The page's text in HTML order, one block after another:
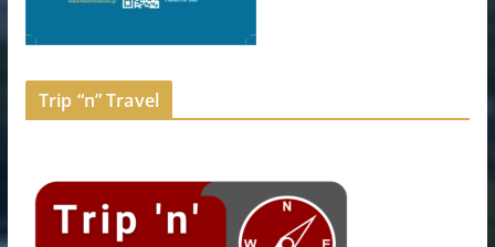
Trip “n” Travel